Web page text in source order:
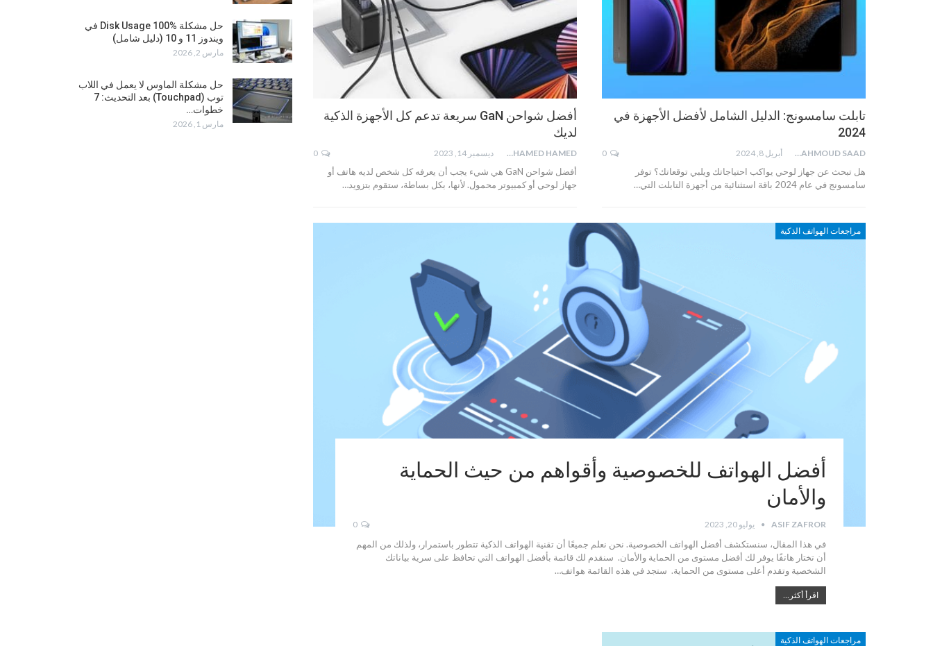
تابلت سامسونج: الدليل الشامل لأفضل الأجهزة في
2024
MAHMOUD SAAD أبريل 8, 2024
هل تبحث عن جهاز لوحي يواكب احتياجاتك ويلبي توقعاتك؟ توفر
سامسونج في عام 2024 باقة استثنائية من أجهزة التابلت التي…
أفضل شواحن GaN سريعة تدعم كل الأجهزة الذكية
لديك
MOHAMED HAMED ديسمبر 14, 2023
أفضل شواحن GaN هي شيء يجب أن يعرفه كل شخص لديه هاتف أو
جهاز لوحي أو كمبيوتر محمول. لأنها، بكل بساطة، ستقوم بتزويد…
مراجعات الهواتف الذكية
أفضل الهواتف للخصوصية وأقواهم من حيث الحماية
والأمان
ASIF ZAFROR يوليو 20, 2023 0
في هذا المقال، سنستكشف أفضل الهواتف الخصوصية. نحن نعلم جميعًا أن تقنية الهواتف الذكية تتطور باستمرار، ولذلك من المهم
أن تختار هاتفًا يوفر لك أفضل مستوى من الحماية والأمان. سنقدم لك قائمة بأفضل الهواتف التي تحافظ على سرية بياناتك
الشخصية وتقدم أعلى مستوى من الحماية. ستجد في هذه القائمة هواتف…
اقرأ أكثر...
مراجعات الهواتف الذكية
حل مشكلة Disk Usage 100% في
ويندوز 11 و 10 (دليل شامل)
مارس 2, 2026
حل مشكلة الماوس لا يعمل في اللاب
توب (Touchpad) بعد التحديث: 7
خطوات…
مارس 1, 2026